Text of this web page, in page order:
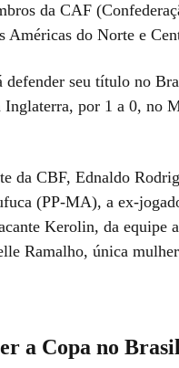
da CAF
Américas do Norte e
defender seu título no
Inglaterra, por 1 a 0, no
da CBF, Ednaldo
(PP-MA), a ex-
Kerolin, da equipe
Ramalho, única
a Copa no Brasil